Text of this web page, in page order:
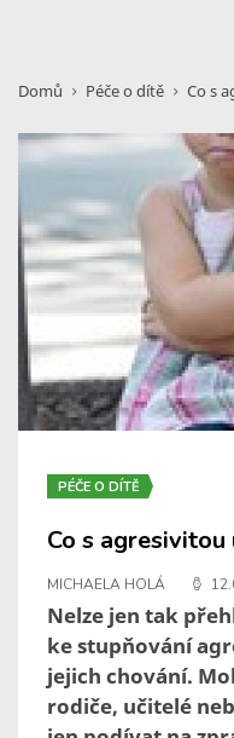
Domů Péče o dítě Co s
PÉČE O DÍTĚ
Co s agresivitou
MICHAELA HOLÁ
Nelze jen tak
ke stupňování
jejich chování.
rodiče, učitelé